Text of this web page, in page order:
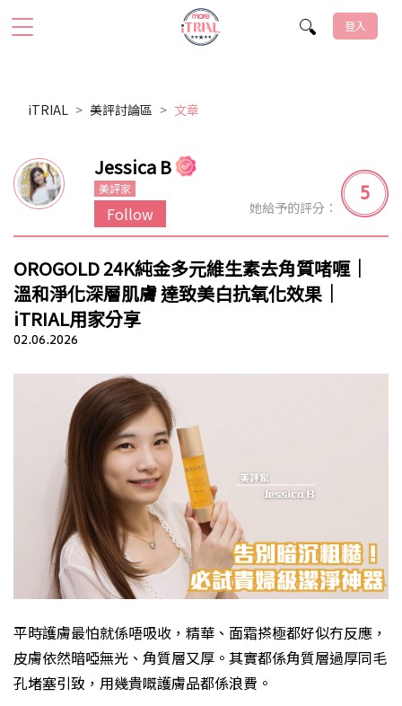
登入
iTRIAL 美評討論區 文章
Jessica B
美評家
Follow 她給予的評分： 5
OROGOLD 24K純金多元維生素去角質啫喱｜
溫和淨化深層肌膚 達致美白抗氧化效果｜
iTRIAL用家分享
02.06.2026
平時護膚最怕就係唔吸收，精華、面霜搽極都好似冇反應，
皮膚依然暗啞無光、角質層又厚。其實都係角質層過厚同毛
孔堵塞引致，用幾貴嘅護膚品都係浪費。